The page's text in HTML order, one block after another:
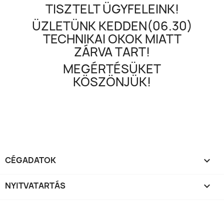
TISZTELT ÜGYFELEINK!
ÜZLETÜNK KEDDEN(06.30)
TECHNIKAI OKOK MIATT
ZÁRVA TART!
MEGÉRTÉSÜKET
KÖSZÖNJÜK!
CÉGADATOK 
NYITVATARTÁS 